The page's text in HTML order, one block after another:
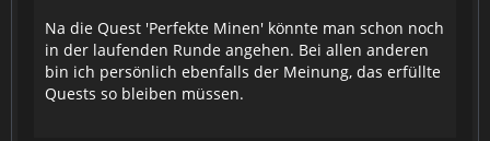
Na die Quest 'Perfekte Minen' könnte man schon noch
in der laufenden Runde angehen. Bei allen anderen
bin ich persönlich ebenfalls der Meinung, das erfüllte
Quests so bleiben müssen.